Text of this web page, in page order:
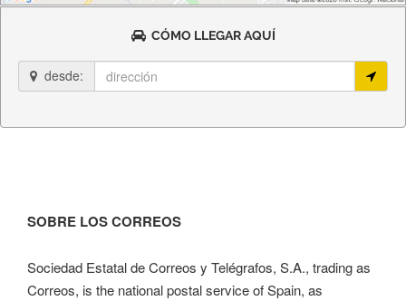
CÓMO LLEGAR AQUÍ
desde:
SOBRE LOS CORREOS
Sociedad Estatal de Correos y Telégrafos, S.A., trading as
Correos, is the national postal service of Spain, as